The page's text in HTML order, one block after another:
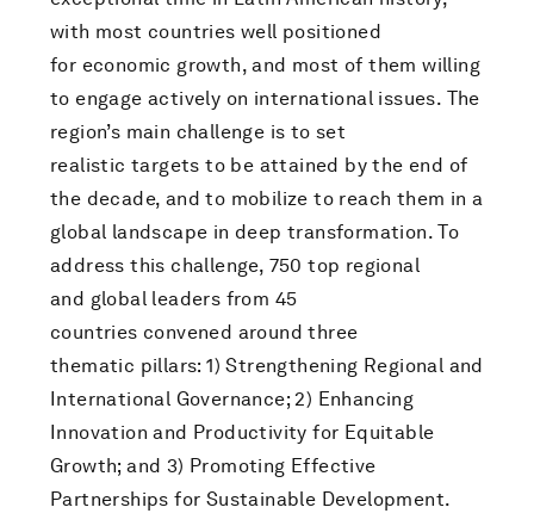
with most countries well positioned
for economic growth, and most of them willing
to engage actively on international issues. The
region’s main challenge is to set
realistic targets to be attained by the end of
the decade, and to mobilize to reach them in a
global landscape in deep transformation. To
address this challenge, 750 top regional
and global leaders from 45
countries convened around three
thematic pillars: 1) Strengthening Regional and
International Governance; 2) Enhancing
Innovation and Productivity for Equitable
Growth; and 3) Promoting Effective
Partnerships for Sustainable Development.